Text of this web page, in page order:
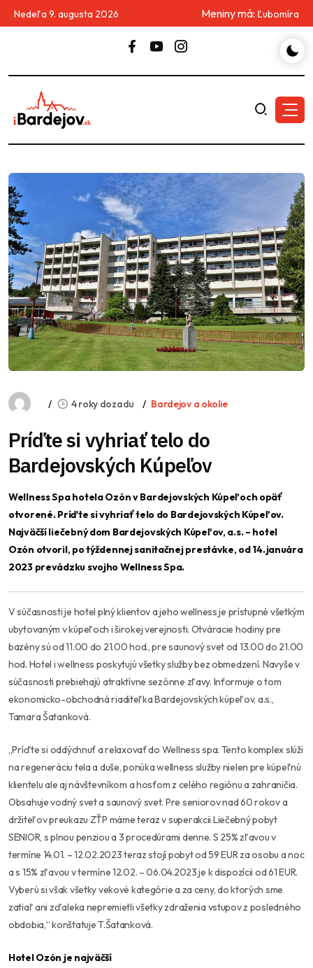
Nedeľa 9. augusta 2026 Meniny má: Ľubomíra
4 roky dozadu Bardejov a okolie
Príďte si vyhriať telo do
Bardejovských Kúpeľov
Wellness Spa hotela Ozón v Bardejovských Kúpeľoch opäť
otvorené. Príďte si vyhriať telo do Bardejovských Kúpeľov.
Najväčší liečebný dom Bardejovských Kúpeľov, a.s. – hotel
Ozón otvoril, po týždennej sanitačnej prestávke, od 14.januára
2023 prevádzku svojho Wellness Spa.
V súčasnosti je hotel plný klientov a jeho wellness je prístupné všetkým
ubytovaným v kúpeľoch i širokej verejnosti. Otváracie hodiny pre
bazény sú od 11.00 do 21.00 hod., pre saunový svet od 13.00 do 21.00
hod. Hotel i wellness poskytujú všetky služby bez obmedzení. Navyše v
súčasnosti prebiehajú atraktívne sezónne zľavy. Informuje o tom
ekonomicko-obchodná riaditeľka Bardejovských kúpeľov, a.s.,
Tamara Šatanková.
,,Príďte si oddýchnuť a relaxovať do Wellness spa. Tento komplex slúži
na regeneráciu tela a duše, ponúka wellness služby nielen pre kúpeľnú
klientelu ale aj návštevníkom a hosťom z celého regiónu a zahraničia.
Obsahuje vodný svet a saunový svet. Pre seniorov nad 60 rokov a
držiteľov preukazu ZŤP máme teraz v superakcii Liečebný pobyt
SENIOR, s plnou penziou a 3 procedúrami denne. S 25% zľavou v
termíne 14.01. – 12.02.2023 teraz stojí pobyt od 59 EUR za osobu a noc
a s 15% zľavou v termíne 12.02. – 06.04.2023 je k dispozícii od 61 EUR.
Vyberú si však všetky vekové kategórie a za ceny, do ktorých sme
zatiaľ ani zďaleka nepremietli všetky zdraženia vstupov z posledného
obdobia,“ konštatuje T.Šatanková.
Hotel Ozón je najväčší